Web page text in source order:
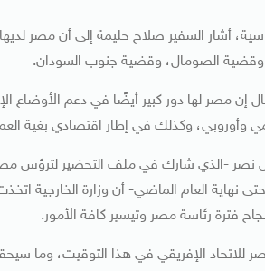
أشار السفير صلاح حليمة إلى أن مصر
وقضية الصومال، وقضية جنوب السودان.
إن مصر لها دور كبير أيضًا في دعم الأوضاع
وأوروبي، وكذلك في إطار اقتصادي بغية
نصر -الذي شارك في ملف التحضير لترؤس
نهاية العام الماضي- أن وزارة الخارجية
فترة رئاسة مصر وتيسير كافة الأمور.
الإفريقي في هذا التوقيت، وما